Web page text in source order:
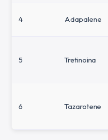
4 Adapalene
5 Tretinoina
6 Tazarotene